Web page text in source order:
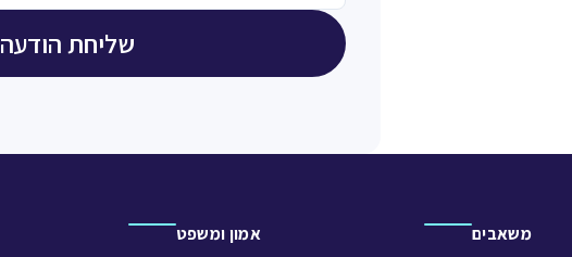
שליחת הודעה
משאבים אמון ומשפט